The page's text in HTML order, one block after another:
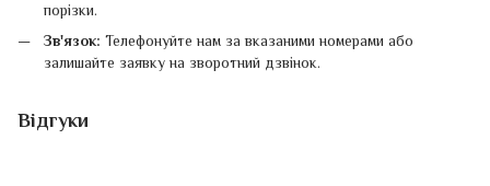
порізки.
Зв'язок: Телефонуйте нам за вказаними номерами або
залишайте заявку на зворотний дзвінок.
Відгуки